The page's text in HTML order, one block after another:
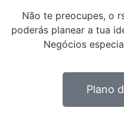
Não te preocupes, o
poderás planear a tua
Negócios
Plano